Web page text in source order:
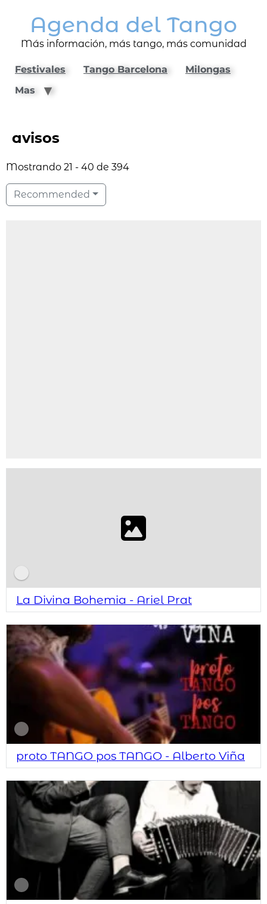
Agenda del Tango
Más información, más tango, más comunidad
Festivales Tango Barcelona
Milongas
Mas
avisos
Mostrando 21 - 40 de 394
Recommended
La Divina Bohemia - Ariel Prat
proto TANGO pos TANGO - Alberto Viña